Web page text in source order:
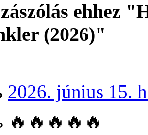
ehhez
(2026)"
2026. június 15.
🔥🔥🔥🔥🔥